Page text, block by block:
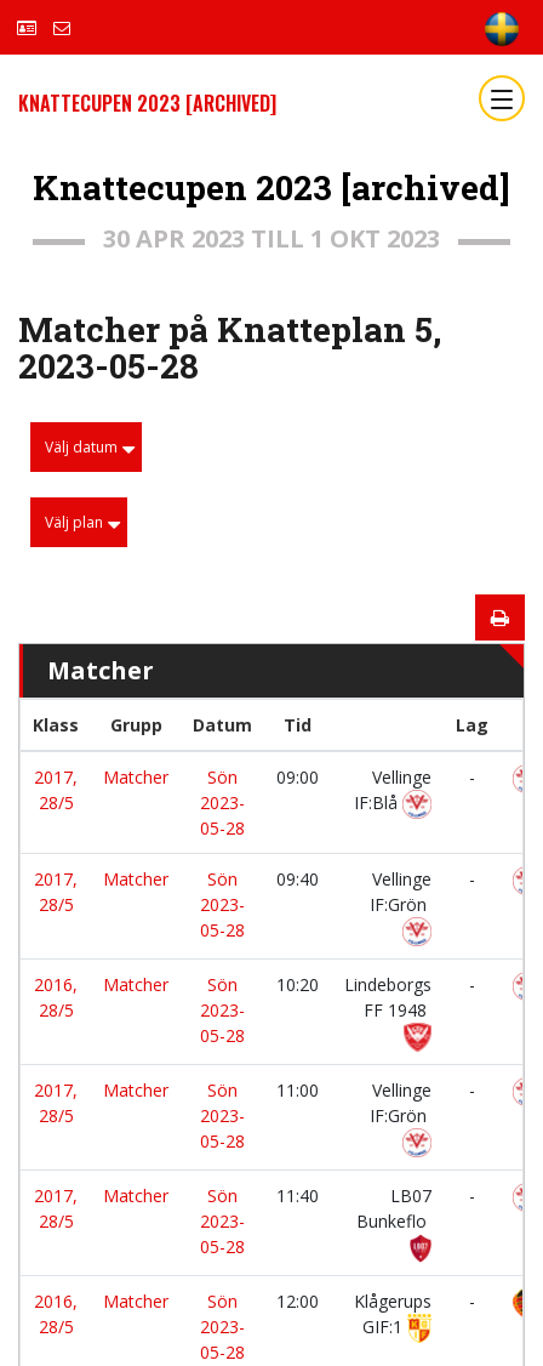
KNATTECUPEN 2023 [ARCHIVED]
Knattecupen 2023 [archived]
30 APR 2023 TILL 1 OKT 2023
Matcher på Knatteplan 5,
2023-05-28
Välj datum
Välj plan
Matcher
Klass Grupp Datum Tid Lag
2017,
28/5
Matcher
Sön
2023-
05-28
09:00
Vellinge
IF:Blå
-
2017,
28/5
Matcher
Sön
2023-
05-28
09:40
Vellinge
IF:Grön
-
2016,
28/5
Matcher
Sön
2023-
05-28
10:20
Lindeborgs
FF 1948
-
2017,
28/5
Matcher
Sön
2023-
05-28
11:00
Vellinge
IF:Grön
-
2017,
28/5
Matcher
Sön
2023-
05-28
11:40
LB07
Bunkeflo
-
2016,
28/5
Matcher
Sön
2023-
05-28
12:00
Klågerups
GIF:1
-